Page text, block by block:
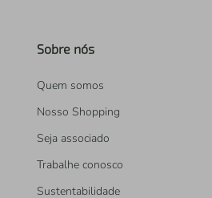
Sobre nós
Quem somos
Nosso Shopping
Seja associado
Trabalhe conosco
Sustentabilidade